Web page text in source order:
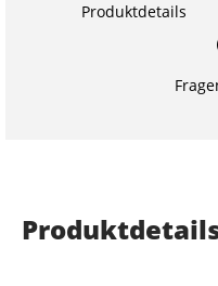
Produktdetails